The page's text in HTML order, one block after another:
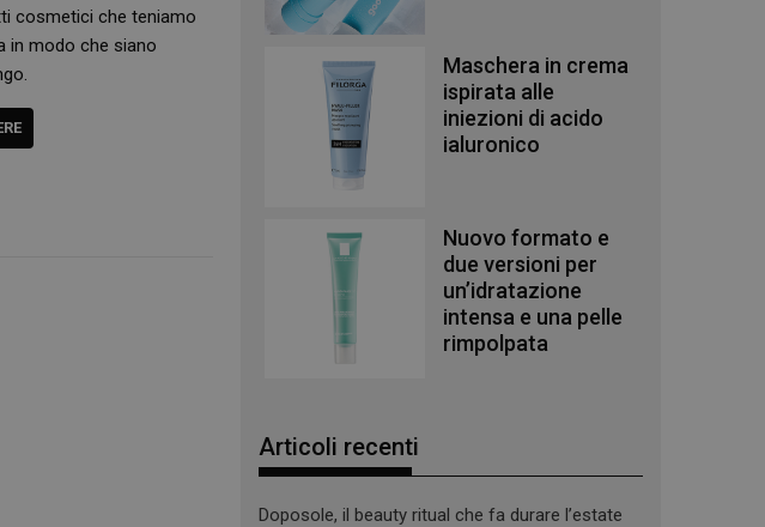
cosmetici che teniamo
in modo che siano
Maschera in crema
ispirata alle
iniezioni di acido
ialuronico
Nuovo formato e
due versioni per
un’idratazione
intensa e una pelle
rimpolpata
Articoli recenti
Doposole, il beauty ritual che fa durare l’estate